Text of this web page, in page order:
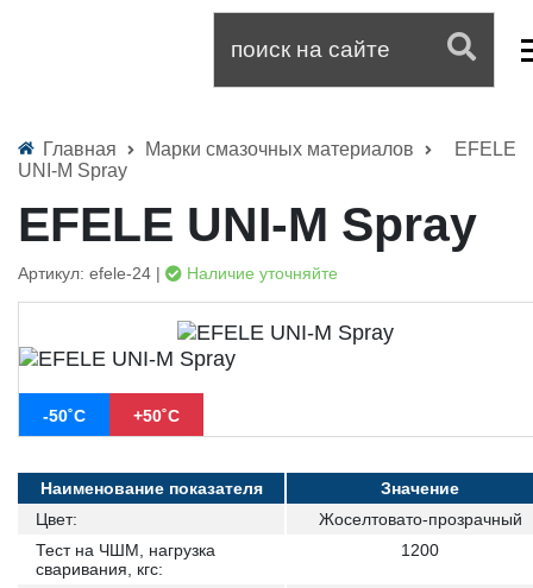
Главная Марки смазочных материалов
EFELE
UNI-M Spray
EFELE UNI-M Spray
Артикул: efele-24 | Наличие уточняйте
-50˚С +50˚С
Наименование показателя
Значение
Цвет:
Жоселтовато-прозрачный
Тест на ЧШМ, нагрузка
сваривания, кгс:
1200